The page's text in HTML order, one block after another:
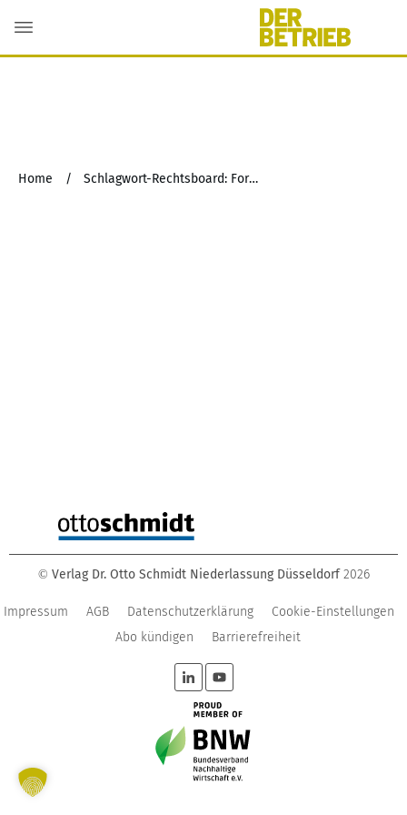
Home / Schlagwort-Rechtsboard: Formwechsel
© Verlag Dr. Otto Schmidt Niederlassung Düsseldorf 2026
Impressum AGB Datenschutzerklärung
Cookie-Einstellungen
Abo kündigen
Barrierefreiheit